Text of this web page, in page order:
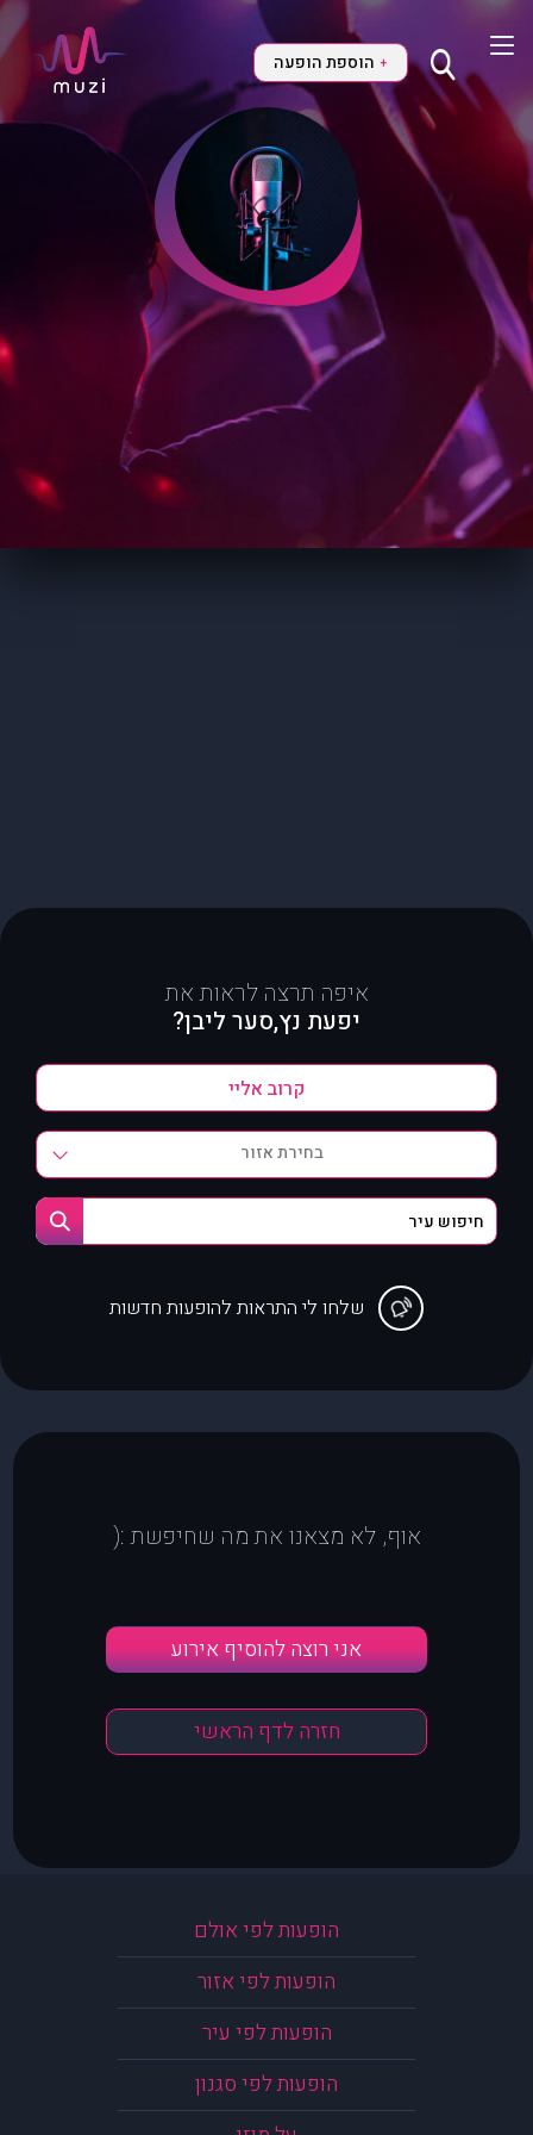
+ הוספת הופעה
איפה תרצה לראות את
יפעת נץ,סער ליבן?
בחירת אזור
שלחו לי התראות להופעות חדשות
אוף, לא מצאנו את מה שחיפשת :(
אני רוצה להוסיף אירוע
חזרה לדף הראשי
הופעות לפי אולם
הופעות לפי אזור
הופעות לפי עיר
הופעות לפי סגנון